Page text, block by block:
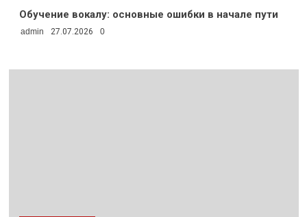
Обучение вокалу: основные ошибки в начале пути
admin 27.07.2026 0